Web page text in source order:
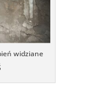
widziane